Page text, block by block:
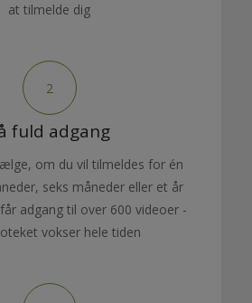
at tilmelde dig
2
fuld adgang
om du vil tilmeldes for én
seks måneder eller et år
adgang til over 600 videoer -
vokser hele tiden